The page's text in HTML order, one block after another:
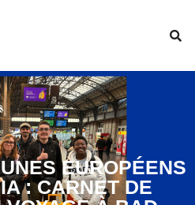
EUROPÉENS
: CARNET DE